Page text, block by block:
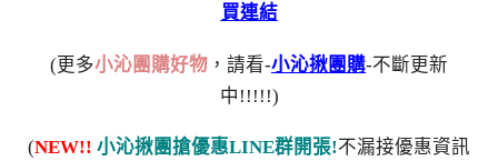
買連結
(更多小沁團購好物 ，請看-小沁揪團購-不斷更新
中!!!!!)
(NEW!! 小沁揪團搶優惠LINE群開張!不漏接優惠資訊